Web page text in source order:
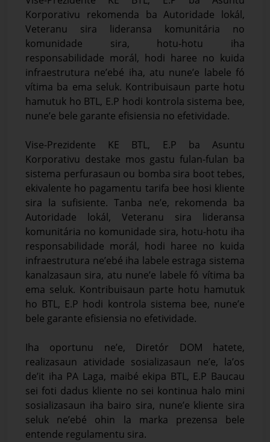
Korporativu rekomenda ba Autoridade lokál,
Veteranu sira lideransa komunitária no
komunidade sira, hotu-hotu iha
responsabilidade morál, hodi haree no kuida
infraestrutura ne’ebé iha, atu nune’e labele fó
vítima ba ema seluk. Kontribuisaun parte hotu
hamutuk ho BTL, E.P hodi kontrola sistema bee,
nune’e bele garante efisiensia no efetividade.
Vise-Prezidente KE BTL, E.P ba Asuntu
Korporativu destake mos gastu fulan-fulan ba
sistema perfurasaun ou bomba sira boot tebes,
ekivalente ho pagamentu tarifa bee hosi kliente
sira la sufisiente. Tanba ne’e, rekomenda ba
Autoridade lokál, Veteranu sira lideransa
komunitária no komunidade sira, hotu-hotu iha
responsabilidade morál, hodi haree no kuida
infraestrutura ne’ebé iha labele estraga sistema
kanalzasaun sira, atu nune’e labele fó vítima ba
ema seluk. Kontribuisaun parte hotu hamutuk
ho BTL, E.P hodi kontrola sistema bee, nune’e
bele garante efisiensia no efetividade.
Iha oportunu ne’e, Diretór DOM hatete,
realizasaun atividade sosializasaun ne’e, la’os
de’it iha PA Laga, maibé ekipa BTL, E.P Baucau
sei foti dadus kliente no sei kontinua halo mini
sosializasaun iha bairo sira, nune’e kliente sira
seluk ne’ebé ohin la marka prezensa bele
entende regulamentu sira.